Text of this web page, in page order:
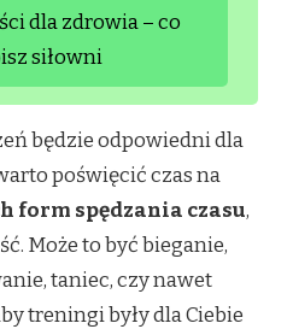
dla zdrowia – co
siłowni
będzie odpowiedni dla
poświęcić czas na
form spędzania czasu,
Może to być bieganie,
taniec, czy nawet
treningi były dla Ciebie